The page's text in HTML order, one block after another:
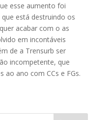
esse aumento foi
está destruindo os
acabar com o as
em incontáveis
de a Trensurb ser
incompetente, que
ao ano com CCs e FGs.